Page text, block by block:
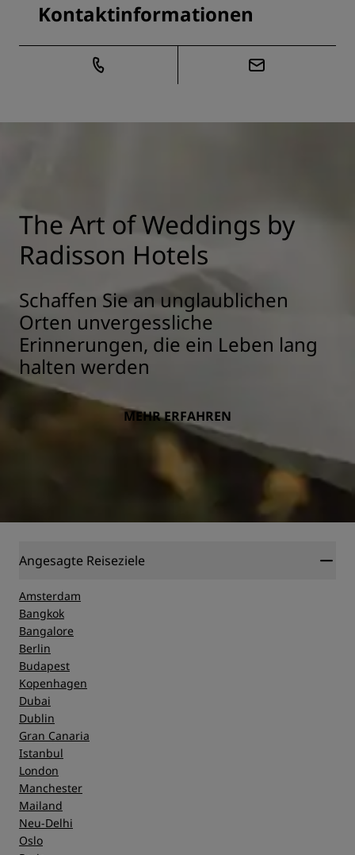
Kontaktinformationen
The Art of Weddings by
Radisson Hotels
Schaffen Sie an unglaublichen
Orten unvergessliche
Erinnerungen, die ein Leben lang
halten werden
MEHR ERFAHREN
Angesagte Reiseziele
Amsterdam
Bangkok
Bangalore
Berlin
Budapest
Kopenhagen
Dubai
Dublin
Gran Canaria
Istanbul
London
Manchester
Mailand
Neu-Delhi
Oslo